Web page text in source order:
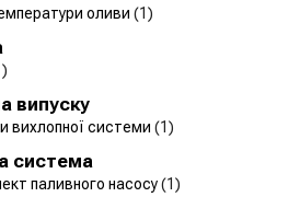
оливи (1)
випуску
вихлопної системи (1)
система
паливного насосу(1)